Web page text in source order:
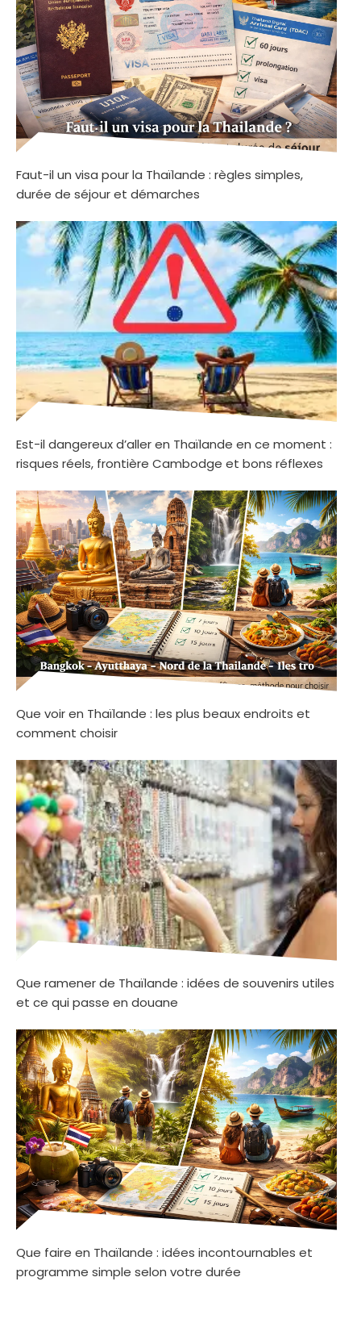
Faut-il un visa pour la Thaïlande : règles simples,
durée de séjour et démarches
Est-il dangereux d’aller en Thaïlande en ce moment :
risques réels, frontière Cambodge et bons réflexes
Que voir en Thaïlande : les plus beaux endroits et
comment choisir
Que ramener de Thaïlande : idées de souvenirs utiles
et ce qui passe en douane
Que faire en Thaïlande : idées incontournables et
programme simple selon votre durée